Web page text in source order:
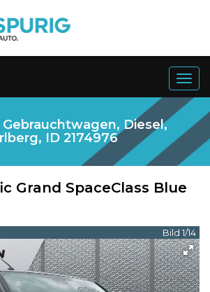
Diesel,
ID 2174976
Grand SpaceClass Blue
Bild 1/14